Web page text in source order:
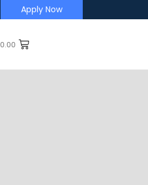
Apply Now
0.00